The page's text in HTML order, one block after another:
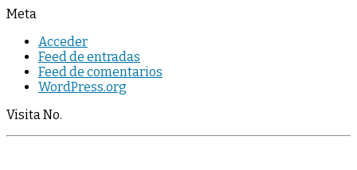
Meta
Acceder
Feed de entradas
Feed de comentarios
WordPress.org
Visita No.